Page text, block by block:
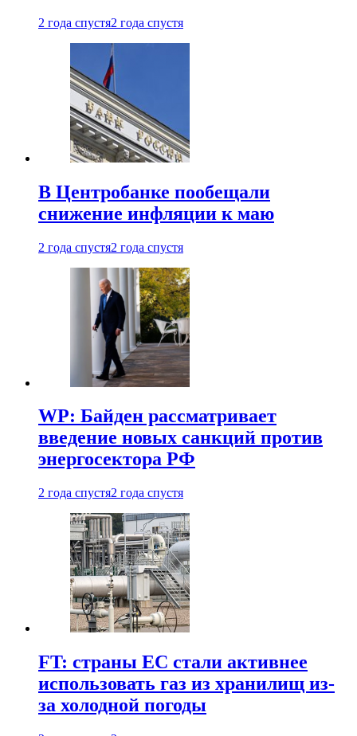
2 года спустя2 года спустя
В Центробанке пообещали
снижение инфляции к маю
2 года спустя2 года спустя
WP: Байден рассматривает
введение новых санкций против
энергосектора РФ
2 года спустя2 года спустя
FT: страны ЕС стали активнее
использовать газ из хранилищ из-
за холодной погоды